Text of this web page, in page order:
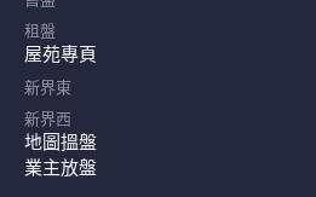
租盤
屋苑專頁
新界東
新界西
地圖搵盤
業主放盤